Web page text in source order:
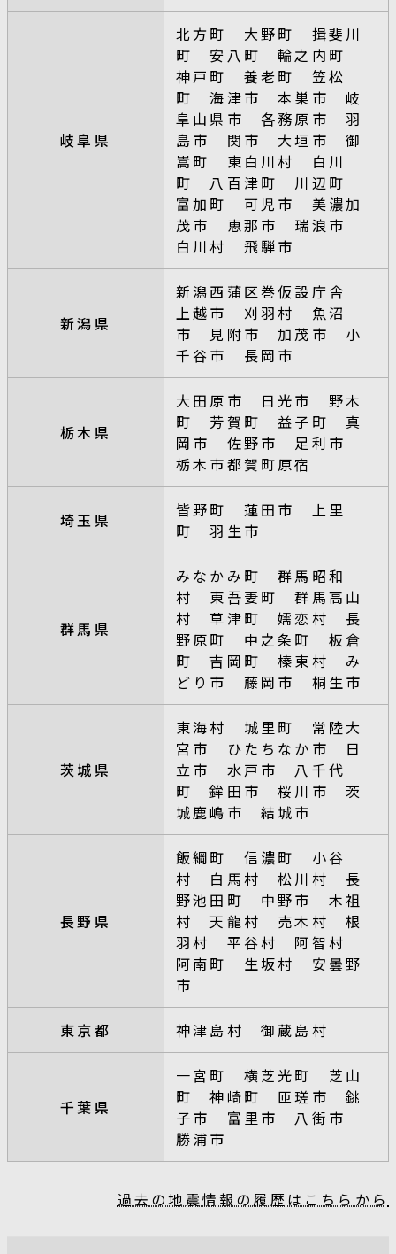
岐阜県
北方町 大野町 揖斐川
町 安八町 輪之内町
神戸町 養老町 笠松
町 海津市 本巣市 岐
阜山県市 各務原市 羽
島市 関市 大垣市 御
嵩町 東白川村 白川
町 八百津町 川辺町
富加町 可児市 美濃加
茂市 恵那市 瑞浪市
白川村 飛騨市
新潟県
新潟西蒲区巻仮設庁舎
上越市 刈羽村 魚沼
市 見附市 加茂市 小
千谷市 長岡市
栃木県
大田原市 日光市 野木
町 芳賀町 益子町 真
岡市 佐野市 足利市
栃木市都賀町原宿
埼玉県
皆野町 蓮田市 上里
町 羽生市
群馬県
みなかみ町 群馬昭和
村 東吾妻町 群馬高山
村 草津町 嬬恋村 長
野原町 中之条町 板倉
町 吉岡町 榛東村 み
どり市 藤岡市 桐生市
茨城県
東海村 城里町 常陸大
宮市 ひたちなか市 日
立市 水戸市 八千代
町 鉾田市 桜川市 茨
城鹿嶋市 結城市
長野県
飯綱町 信濃町 小谷
村 白馬村 松川村 長
野池田町 中野市 木祖
村 天龍村 売木村 根
羽村 平谷村 阿智村
阿南町 生坂村 安曇野
市
東京都 神津島村 御蔵島村
千葉県
一宮町 横芝光町 芝山
町 神崎町 匝瑳市 銚
子市 富里市 八街市
勝浦市
過去の地震情報の履歴はこちらから